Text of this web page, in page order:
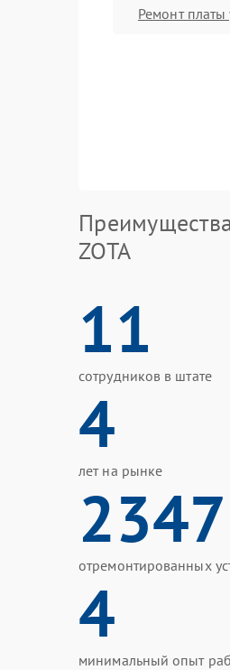
Ремонт платы
ZOTA
11
сотрудников в штате
4
лет на рынке
2347
отремонтированных
4
минимальный опыт